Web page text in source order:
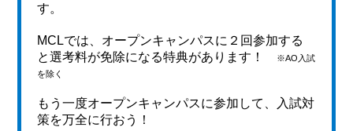
す。
MCLでは、オープンキャンパスに２回参加する
と選考料が免除になる特典があります！
※AO入試
を除く
もう一度オープンキャンパスに参加して、入試対
策を万全に行おう！